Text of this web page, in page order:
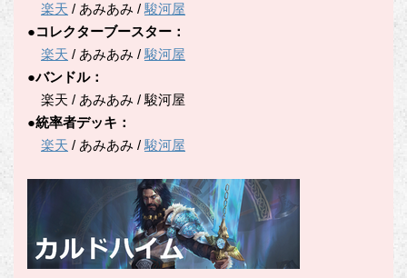
楽天 / あみあみ /駿河屋
●コレクターブースター：
楽天 / あみあみ /駿河屋
●バンドル：
楽天 / あみあみ / 駿河屋
●統率者デッキ：
楽天 / あみあみ /駿河屋